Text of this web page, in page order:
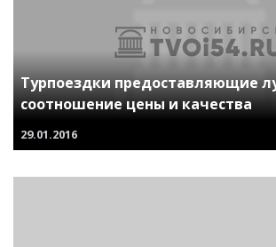
Турпоездки предоставляющие
соотношение цены и качества
29.01.2016